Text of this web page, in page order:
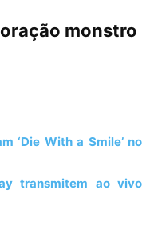
monstro
‘Die With a Smile’ no
transmitem ao vivo